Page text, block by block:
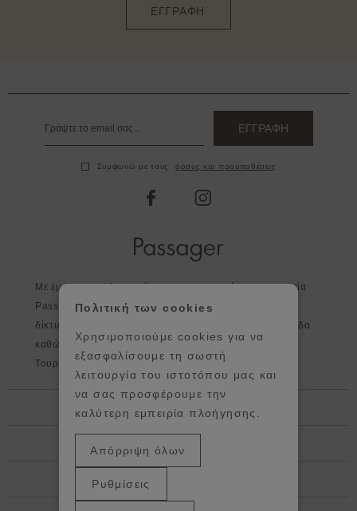
ΕΓΓΡΑΦΗ
ΕΓΓΡΑΦΗ
Συμφωνώ με τους όρους και προϋποθέσεις
facebookinstagram
Με έμφαση στη λεπτομέρεια και στην ποιότητα η εταιρεία
Passager, εκτός από τα καταστήματα της, διευρύνει το
δίκτυο της σε επιλεγμένα καταστήματα σε όλη την Ελλάδα
καθώς και στο εξωτερικό - Κύπρος, Αγγλία, Ισπανία,
Τουρκία, Πορτογαλία, Ιρλανδία, Γερμανία.
Βοήθεια
Πληροφορίες
Showroom / κεντρικά Γραφεία
Πολιτική των cookies
Χρησιμοποιούμε cookies για να
εξασφαλίσουμε τη σωστή
λειτουργία του ιστοτόπου μας και
να σας προσφέρουμε την
καλύτερη εμπειρία πλοήγησης.
Απόρριψη όλων
Ρυθμίσεις